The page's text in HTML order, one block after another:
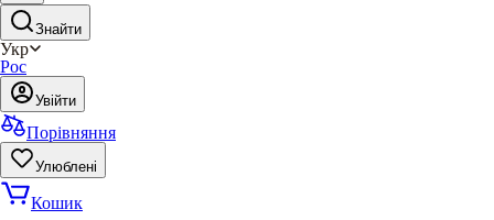
Знайти
Укр
Рос
Увійти
Порівняння
Улюблені
Кошик